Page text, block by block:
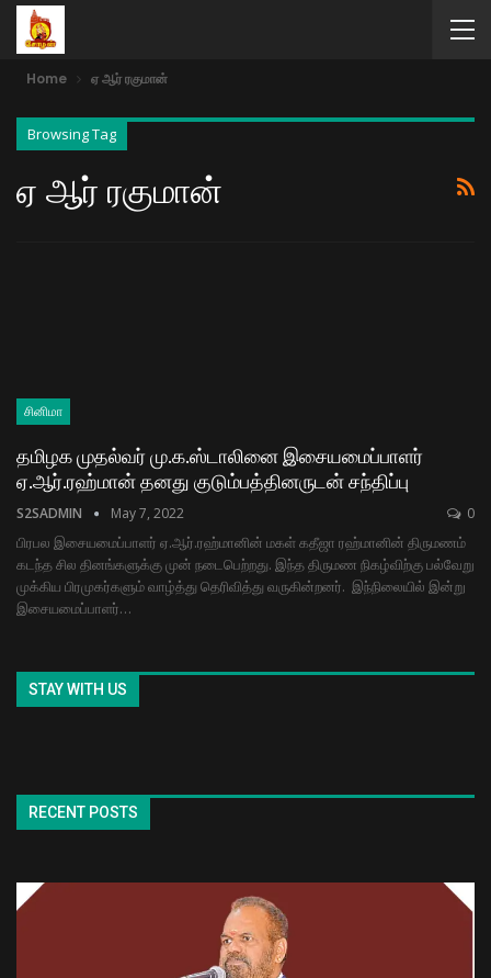
Home ஏ ஆர் ரகுமான்
Browsing Tag
ஏ ஆர் ரகுமான்
சினிமா
தமிழக முதல்வர் மு.க.ஸ்டாலினை இசையமைப்பாளர்
ஏ.ஆர்.ரஹ்மான் தனது குடும்பத்தினருடன் சந்திப்பு
S2SADMIN May 7, 2022 0
பிரபல இசையமைப்பாளர் ஏ.ஆர்.ரஹ்மானின் மகள் கதீஜா ரஹ்மானின் திருமணம்
கடந்த சில தினங்களுக்கு முன் நடைபெற்றது. இந்த திருமண நிகழ்விற்கு பல்வேறு
முக்கிய பிரமுகர்களும் வாழ்த்து தெரிவித்து வருகின்றனர். இந்நிலையில் இன்று
இசையமைப்பாளர்…
STAY WITH US
RECENT POSTS